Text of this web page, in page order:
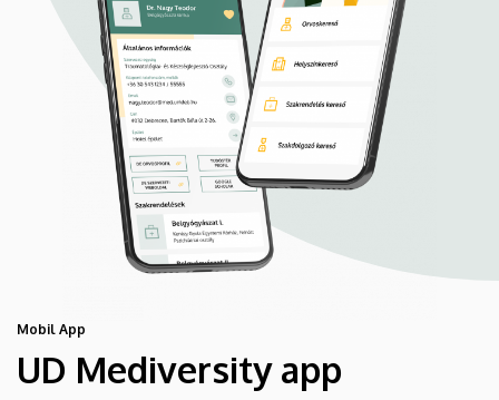
Mobil App
UD Mediversity app